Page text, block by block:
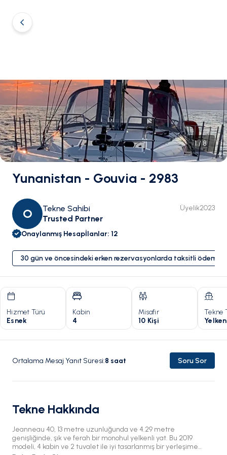
1/8
Yunanistan - Gouvia - 2983
O
Tekne Sahibi
Trusted Partner
Üyelik2023
Onaylanmış Hesapİlanlar: 12
30 gün ve öncesindeki erken rezervasyonlarda taksitli ödeme
Hizmet Türü
Esnek
Kabin
4
Misafir
10 Kişi
Tekne
Ortalama Mesaj Yanıt Süresi:8 saat Soru Sor
Tekne Hakkında
Jeanneau 40, 13 metre uzunluğunda ve 4.29 metre
genişliğinde, şık ve ferah bir monohul yelkenli yat. Bu 2019
modeli, 4 kabin ve 2 tuvalet ile iyi tasarlanmış bir yerleşime